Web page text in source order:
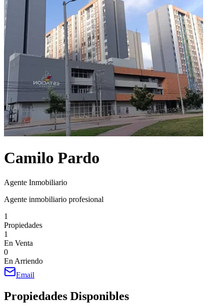
Camilo Pardo
Agente Inmobiliario
Agente inmobiliario profesional
1
Propiedades
1
En Venta
0
En Arriendo
Email
Propiedades Disponibles